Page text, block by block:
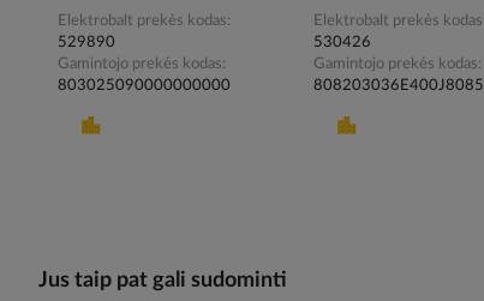
Elektrobalt prekės kodas
529890
Gamintojo prekės kodas
803025090000000000
Elektrobalt prekės kodas
530426
Gamintojo prekės kodas
808203036E400J8085
Jus taip pat gali sudominti